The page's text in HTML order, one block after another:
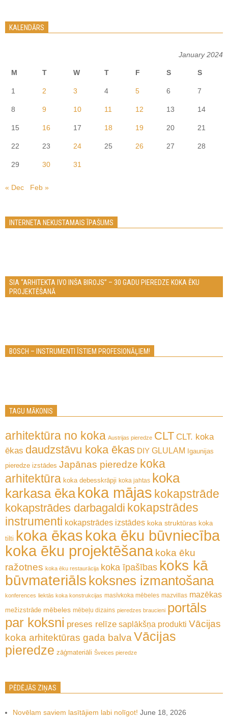
KALENDĀRS
January 2024
M T W T F S S
1 2 3 4 5 6 7
8 9 10 11 12 13 14
15 16 17 18 19 20 21
22 23 24 25 26 27 28
29 30 31
« Dec Feb »
INTERNETA NEKUSTAMAIS ĪPAŠUMS
SIA “ARHITEKTA IVO INŠA BIROJS” – 30 GADU PIEREDZE KOKA ĒKU
PROJEKTĒŠANĀ
BOSCH – INSTRUMENTI ĪSTIEM PROFESIONĀĻIEM!
TAGU MĀKONIS
arhitektūra no koka Austrijas pieredze CLT CLT. koka
ēkas daudzstāvu koka ēkas DIY GLULAM Igaunijas
pieredze izstādes Japānas pieredze koka
arhitektūra koka debesskrāpji koka jahtas koka
karkasa ēka koka mājas kokapstrāde
kokapstrādes darbagaldi kokapstrādes
instrumenti kokapstrādes izstādes koka struktūras koka
tilti koka ēkas koka ēku būvniecība
koka ēku projektēšana koka ēku
ražotnes koka ēku restaurācija koka īpašības koks kā
būvmateriāls koksnes izmantošana
konferences liektās koka konstrukcijas masīvkoka mēbeles mazvillas mazēkas
mežizstrāde mēbeles mēbeļu dizains pieredzes braucieni portāls
par koksni preses relīze saplākšņa produkti Vācijas
koka arhitektūras gada balvaVācijas
pieredze zāģmateriāli Šveices pieredze
PĒDĒJĀS ZIŅAS
Novēlam saviem lasītājiem labi nolīgot! June 18, 2026